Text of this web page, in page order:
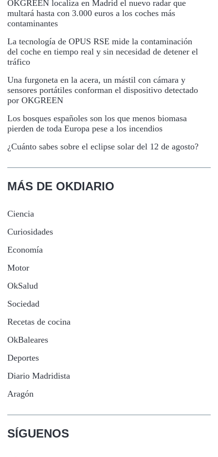
OKGREEN localiza en Madrid el nuevo radar que
multará hasta con 3.000 euros a los coches más
contaminantes
La tecnología de OPUS RSE mide la contaminación
del coche en tiempo real y sin necesidad de detener el
tráfico
Una furgoneta en la acera, un mástil con cámara y
sensores portátiles conforman el dispositivo detectado
por OKGREEN
Los bosques españoles son los que menos biomasa
pierden de toda Europa pese a los incendios
¿Cuánto sabes sobre el eclipse solar del 12 de agosto?
MÁS DE OKDIARIO
Ciencia
Curiosidades
Economía
Motor
OkSalud
Sociedad
Recetas de cocina
OkBaleares
Deportes
Diario Madridista
Aragón
SÍGUENOS